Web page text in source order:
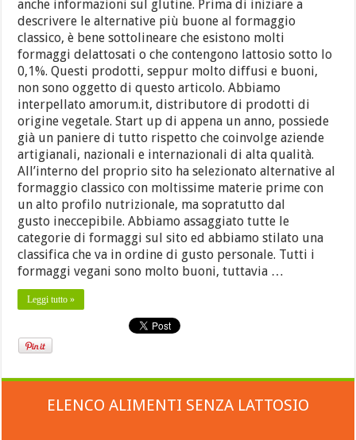
anche informazioni sul glutine. Prima di iniziare a
descrivere le alternative più buone al formaggio
classico, è bene sottolineare che esistono molti
formaggi delattosati o che contengono lattosio sotto lo
0,1%. Questi prodotti, seppur molto diffusi e buoni,
non sono oggetto di questo articolo. Abbiamo
interpellato amorum.it, distributore di prodotti di
origine vegetale. Start up di appena un anno, possiede
già un paniere di tutto rispetto che coinvolge aziende
artigianali, nazionali e internazionali di alta qualità.
All’interno del proprio sito ha selezionato alternative al
formaggio classico con moltissime materie prime con
un alto profilo nutrizionale, ma sopratutto dal
gusto ineccepibile. Abbiamo assaggiato tutte le
categorie di formaggi sul sito ed abbiamo stilato una
classifica che va in ordine di gusto personale. Tutti i
formaggi vegani sono molto buoni, tuttavia …
Leggi tutto »
ELENCO ALIMENTI SENZA LATTOSIO